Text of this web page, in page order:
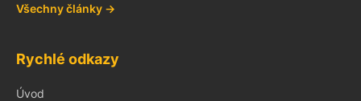
Všechny články →
Rychlé odkazy
Úvod